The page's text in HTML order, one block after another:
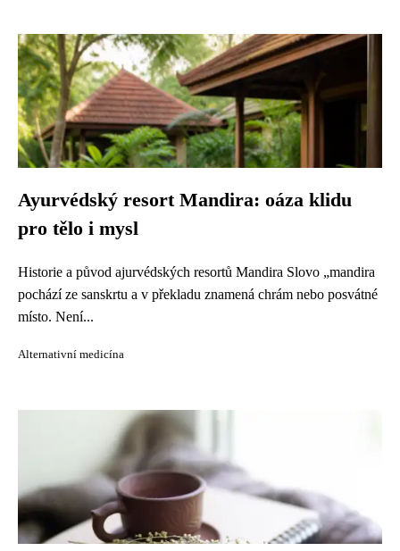
Ayurvédský resort Mandira: oáza klidu
pro tělo i mysl
Historie a původ ajurvédských resortů Mandira Slovo „mandira
pochází ze sanskrtu a v překladu znamená chrám nebo posvátné
místo. Není...
Alternativní medicína